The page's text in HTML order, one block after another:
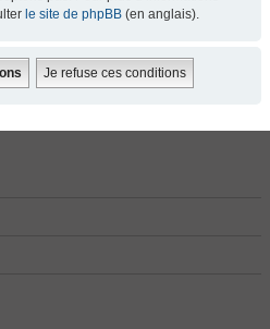
le site de phpBB (en anglais).